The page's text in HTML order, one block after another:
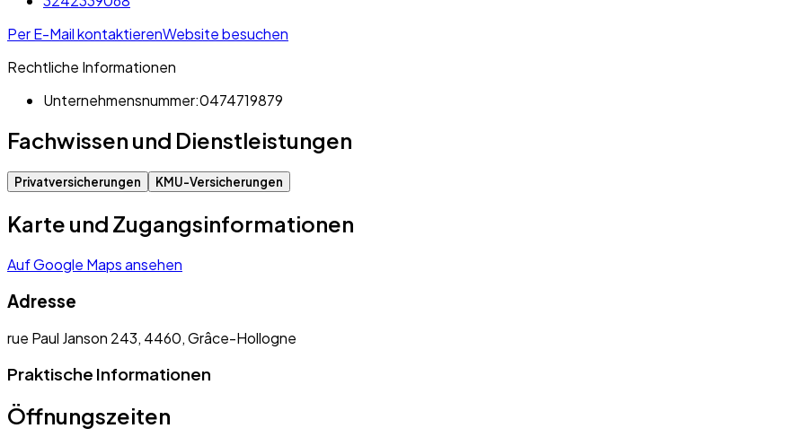
Per E-Mail kontaktierenWebsite besuchen
Rechtliche Informationen
Unternehmensnummer:0474719879
Fachwissen und Dienstleistungen
Privatversicherungen KMU-Versicherungen
Karte und Zugangsinformationen
Auf Google Maps ansehen
Adresse
rue Paul Janson 243, 4460, Grâce-Hollogne
Praktische Informationen
Öffnungszeiten